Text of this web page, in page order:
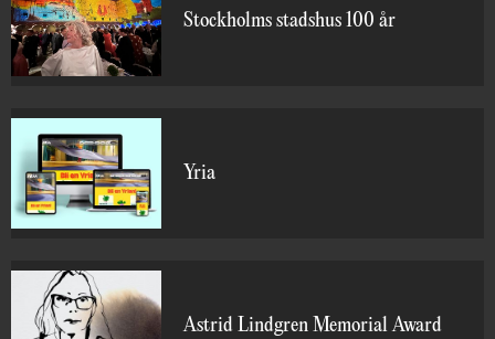
Stockholms stadshus 100 år
Yria
Astrid Lindgren Memorial Award